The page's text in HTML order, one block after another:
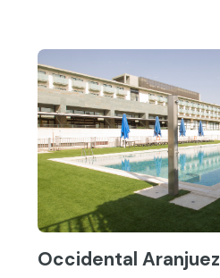
Occidental Aranjuez